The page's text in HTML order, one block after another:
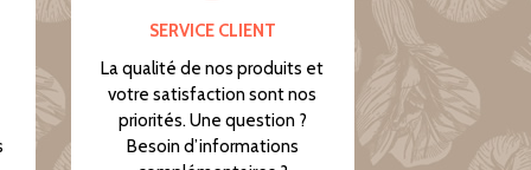
SERVICE CLIENT
La qualité de nos produits et
votre satisfaction sont nos
priorités. Une question ?
Besoin d’informations